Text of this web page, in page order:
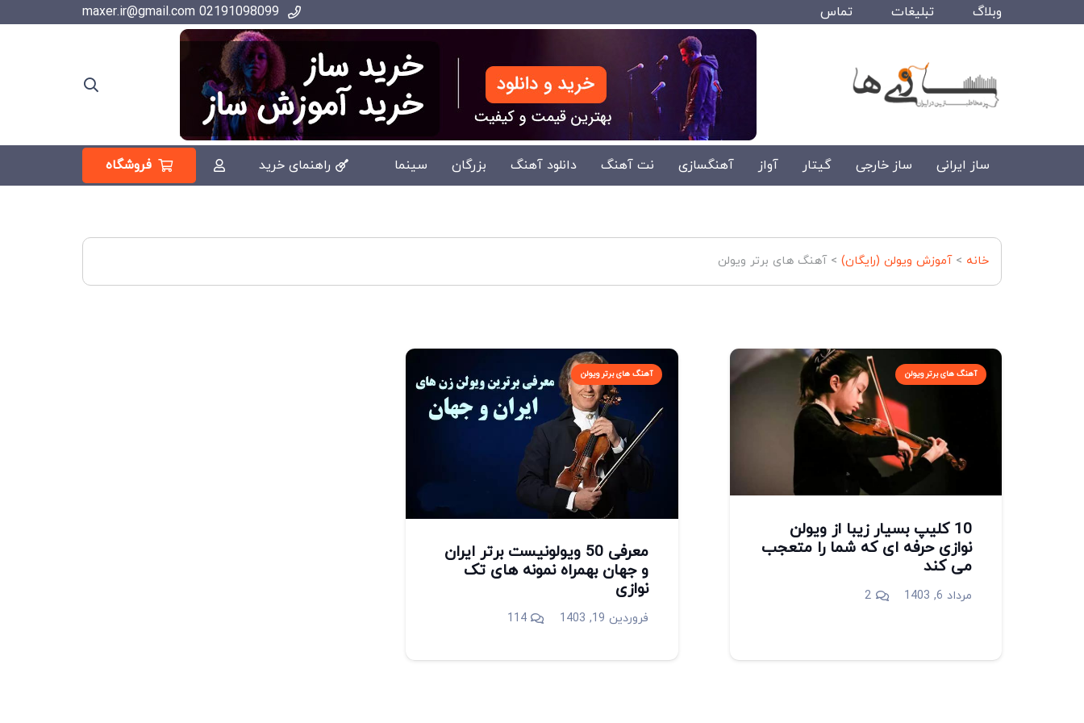
وبلاگ تبلیغات تماس
ساز ایرانی ساز خارجی گیتار آواز آهنگسازی نت آهنگ دانلود آهنگ بزرگان سینما راهنمای خرید فروشگاه
خانه >آموزش ویولن (رایگان) >آهنگ های برتر ویولن
آهنگ های برتر ویولن
10 کلیپ بسیار زیبا از ویولن
نوازی حرفه ای که شما را متعجب
می کند
مرداد 6, 1403 2دیدگاه
آهنگ های برتر ویولن
معرفی 50 ویولونیست برتر ایران
و جهان بهمراه نمونه های تک
نوازی
فروردین 19, 1403 114